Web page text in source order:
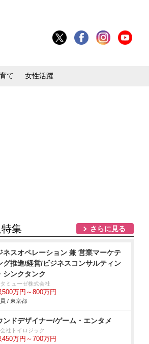
て 女性活躍
集 さらに見る
ネスオペレーション 兼 営業マーケテ
グ推進/経営/ビジネスコンサルティン
シンクタンク
ミューゼ株式会社
500万円～800万円
/ 東京都
ンドデザイナー/ゲーム・エンタメ
社トイロジック
450万円～700万円